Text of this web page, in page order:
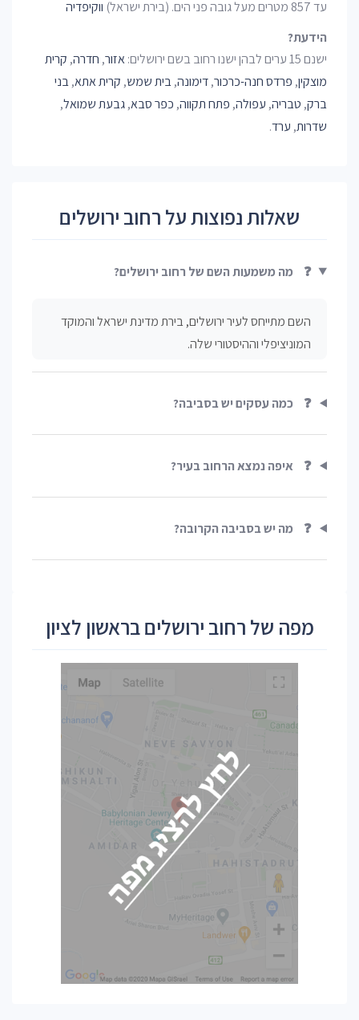
עד 857 מטרים מעל גובה פני הים. (בירת ישראל)
ווקיפדיה
הידעת?
ישנם 15 ערים לבהן ישנו רחוב בשם ירושלים:
אזור, חדרה, קרית
מוצקין, פרדס חנה-כרכור,דימונה,בית שמש, קרית אתא,בני
ברק, טבריה, עפולה, פתח תקווה, כפר סבא,גבעת שמואל,
שדרות, ערד.
שאלות נפוצות על רחוב ירושלים
❓ מה משמעות השם של רחוב ירושלים?
השם מתייחס לעיר ירושלים, בירת מדינת ישראל והמוקד
המוניציפלי וההיסטורי שלה.
❓ כמה עסקים יש בסביבה?
❓ איפה נמצא הרחוב בעיר?
❓ מה יש בסביבה הקרובה?
מפה של רחוב ירושלים בראשון לציון